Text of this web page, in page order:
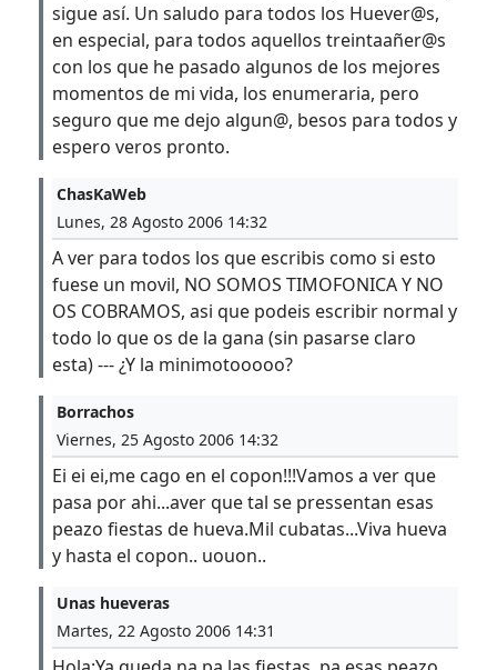
sigue así. Un saludo para todos los Huever@s,
en especial, para todos aquellos treintaañer@s
con los que he pasado algunos de los mejores
momentos de mi vida, los enumeraria, pero
seguro que me dejo algun@, besos para todos y
espero veros pronto.
ChasKaWeb
Lunes, 28 Agosto 2006 14:32
A ver para todos los que escribis como si esto
fuese un movil, NO SOMOS TIMOFONICA Y NO
OS COBRAMOS, asi que podeis escribir normal y
todo lo que os de la gana (sin pasarse claro
esta) --- ¿Y la minimotooooo?
Borrachos
Viernes, 25 Agosto 2006 14:32
Ei ei ei,me cago en el copon!!!Vamos a ver que
pasa por ahi...aver que tal se pressentan esas
peazo fiestas de hueva.Mil cubatas...Viva hueva
y hasta el copon.. uouon..
Unas hueveras
Martes, 22 Agosto 2006 14:31